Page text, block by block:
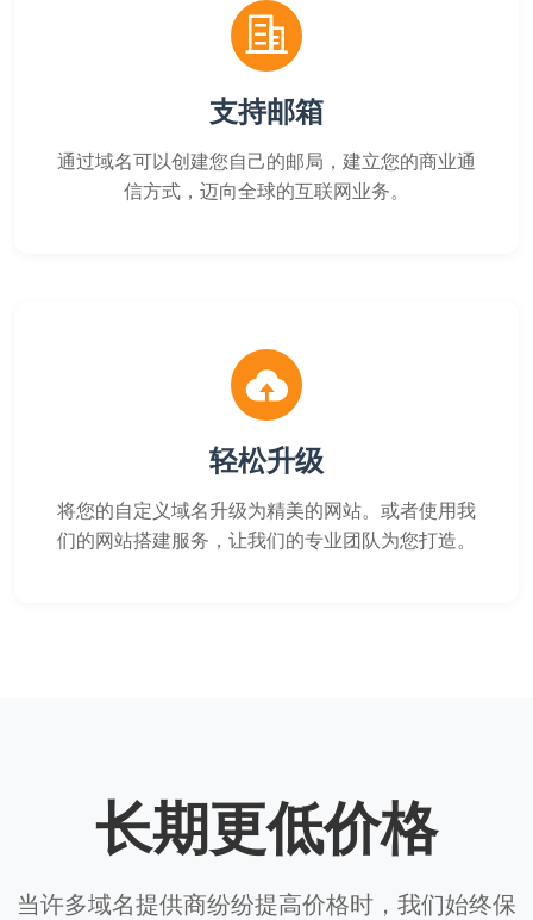
支持邮箱
通过域名可以创建您自己的邮局，建立您的商业通
信方式，迈向全球的互联网业务。
轻松升级
将您的自定义域名升级为精美的网站。或者使用我
们的网站搭建服务，让我们的专业团队为您打造。
长期更低价格
当许多域名提供商纷纷提高价格时，我们始终保